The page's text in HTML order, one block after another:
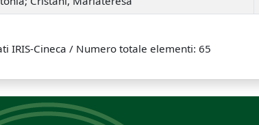
IRIS-Cineca / Numero totale elementi: 65